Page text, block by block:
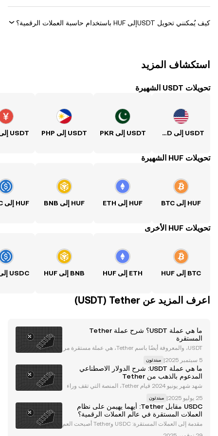
كيف يُمكنني تحويل ‏USDTإلى ‏HUF باستخدام حاسبة العملات الرقمية؟
استكشاف المزيد
تحويلات USDT الشهيرة
USDT إلى USD USDT إلى PKR USDT إلى PHP USDT إلى CNY
تحويلات HUF الشهيرة
HUF إلى BTC HUF إلى ETH HUF إلى BNB HUF إلى USDC
تحويلات HUF الأخرى
BTC إلى HUF ETH إلى HUF BNB إلى HUF USDC إلى HUF
اعرف المزيد عن‏ Tether (‏USDT)
ما هي عملة USDT؟ شرح عملة Tether
المستقرة
USDT، والمعروفة أيضًا باسم Tether، هي عملة مستقرة مر
، و Algorand (ALGO) ، و Solana (SOL) ، وب
| مبتدئون
ما هي عملة USDT: شرح الدولار الاصطناعي
المدعوم بالذهب من Tether
شهد شهر يونيو 2024 قيام Tether، المنصة التي تقف وراء
her Gold (XAUt). حيث يوفر الأصل ضمانات ذهبية
| مبتدئون
USDC مقابل Tether: أيهما يهيمن على نظام
العملات المستقرة في عالم العملات الرقمية؟
مقدمة إلى العملات المستقرة: USDC وTether أصبحت العم